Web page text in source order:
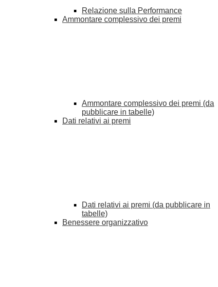
Relazione sulla Performance
Ammontare complessivo dei premi
Ammontare complessivo dei premi (da
pubblicare in tabelle)
Dati relativi ai premi
Dati relativi ai premi (da pubblicare in
tabelle)
Benessere organizzativo